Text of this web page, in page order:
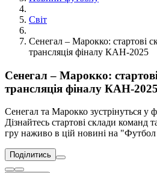
Світ
Сенегал – Марокко: стартові
трансляція фіналу КАН-2025
Сенегал – Марокко:
трансляція фіналу КАН-2025
Сенегал та Марокко зустрінуться у
Дізнайтесь стартові склади команд
гру наживо в цій новині на
Поділитись